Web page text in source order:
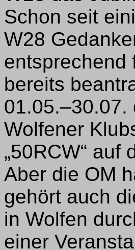
Schon seit
W28
entsprechend
bereits
01.05.–30.07.
Wolfener
„50RCW“
Aber die OM
gehört auch
in Wolfen
einer